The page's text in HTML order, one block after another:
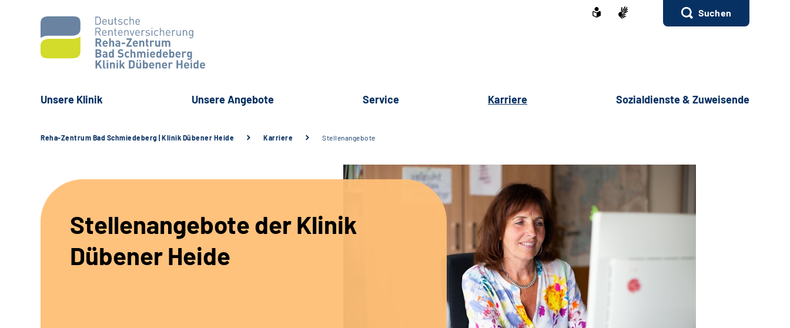
Suchen
Unsere Klinik Unsere Angebote Service Karriere Sozialdienste & Zuweisende
Reha-Zentrum Bad Schmiedeberg | Klinik Dübener Heide Karriere Stellenangebote
Stellenangebote der Klinik
Dübener Heide